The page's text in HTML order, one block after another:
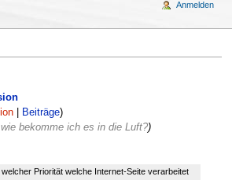
| Beiträge)
bekomme ich es in die Luft?)
Priorität welche Internet-Seite verarbeitet
Anmelden